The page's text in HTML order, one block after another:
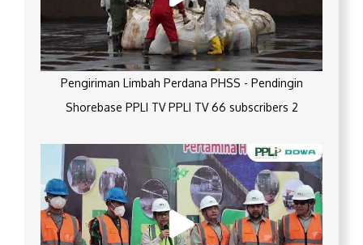
Pengiriman Limbah Perdana PHSS - Pendingin
Shorebase PPLI TV PPLI TV 66 subscribers 2